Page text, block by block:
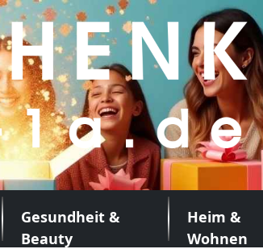
Gesundheit &
Beauty
Heim &
Wohnen